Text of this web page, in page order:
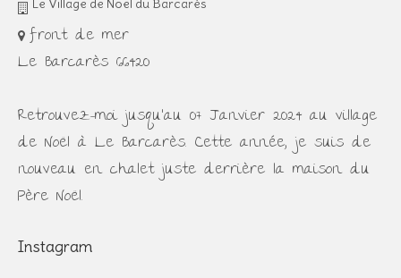
Le Village de Noël du Barcarès
front de mer
Le Barcarès 66420
Retrouvez-moi jusqu'au 07 Janvier 2024 au village
de Noël à Le Barcarès. Cette année, je suis de
nouveau en chalet juste derrière la maison du
Père Noël.
Instagram